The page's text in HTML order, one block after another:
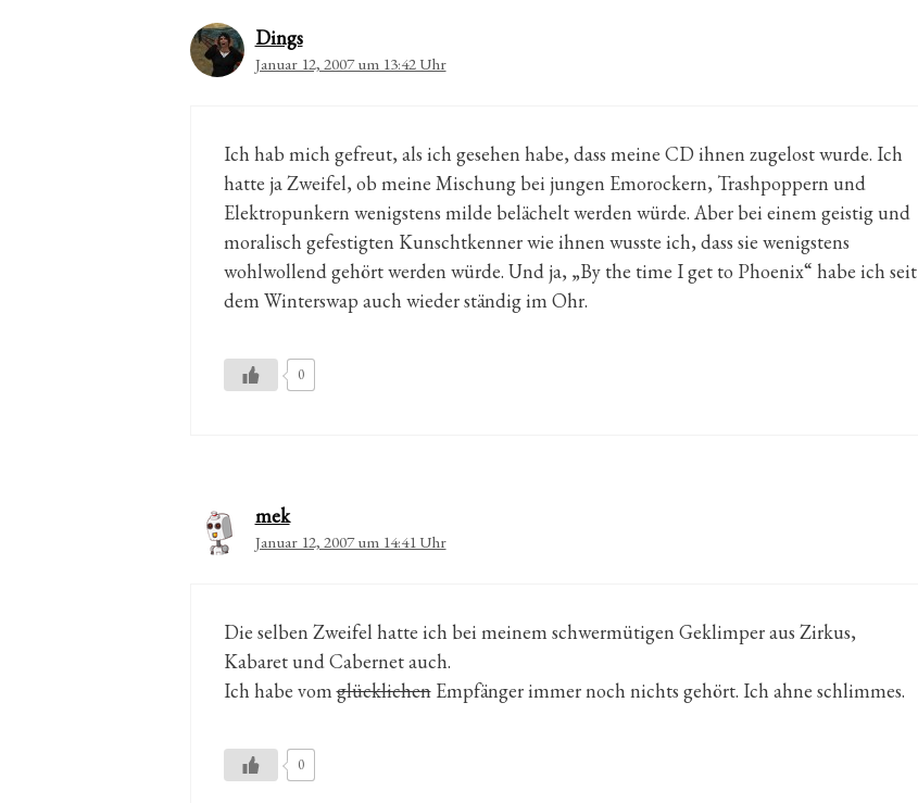
Dings
Januar 12, 2007 um 13:42 Uhr
Ich hab mich gefreut, als ich gesehen habe, dass meine CD ihnen zugelost wurde. Ich
hatte ja Zweifel, ob meine Mischung bei jungen Emorockern, Trashpoppern und
Elektropunkern wenigstens milde belächelt werden würde. Aber bei einem geistig und
moralisch gefestigten Kunschtkenner wie ihnen wusste ich, dass sie wenigstens
wohlwollend gehört werden würde. Und ja, „By the time I get to Phoenix“ habe ich seit
dem Winterswap auch wieder ständig im Ohr.
0
mek
Januar 12, 2007 um 14:41 Uhr
Die selben Zweifel hatte ich bei meinem schwermütigen Geklimper aus Zirkus,
Kabaret und Cabernet auch.
Ich habe vomglücklichenEmpfänger immer noch nichts gehört. Ich ahne schlimmes.
0